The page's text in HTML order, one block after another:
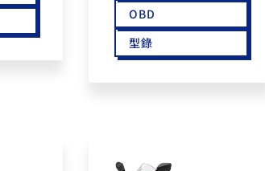
OBD
型錄